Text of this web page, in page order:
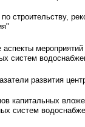
строительству,
систем
развития
капитальных
систем